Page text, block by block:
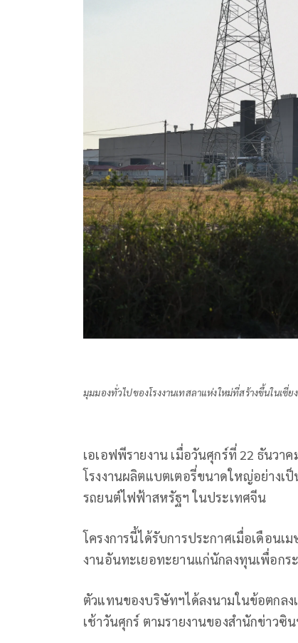
มุมมองทั่วไปของโรงงานเทสลาแห่งใหม่ที่สร้างขึ้นในเซี่ย
เอเอฟพีรายงาน เมื่อวันศุกร์ที่ 22 ธันวา
โรงงานผลิตแบตเตอรี่ขนาดใหญ่อย่างเ
รถยนต์ไฟฟ้าสหรัฐฯ ในประเทศจีน
โครงการนี้ได้รับการประกาศเมื่อเดือน
งานอันทะเยอทะยานแก่นักลงทุนเพื่อกร
ตัวแทนของบริษัทฯได้ลงนามในข้อตกลง
เช้าวันศุกร์ ตามรายงานของสำนักข่าวซิ